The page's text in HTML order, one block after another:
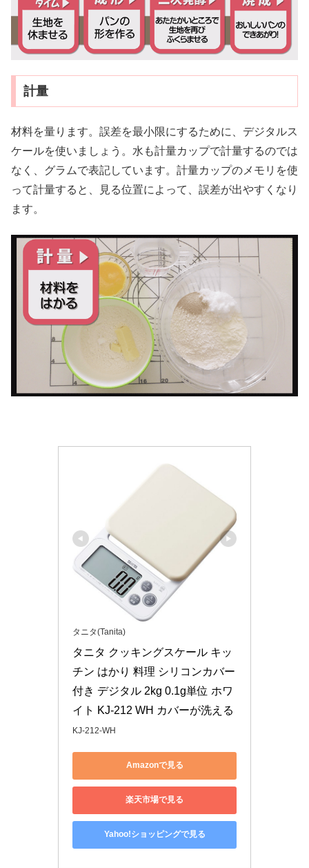
計量
材料を量ります。誤差を最小限にするために、デジタルス
ケールを使いましょう。水も計量カップで計量するのでは
なく、グラムで表記しています。計量カップのメモリを使
って計量すると、見る位置によって、誤差が出やすくなり
ます。
タニタ(Tanita)
タニタ クッキングスケール キッ
チン はかり 料理 シリコンカバー
付き デジタル 2kg 0.1g単位 ホワ
イト KJ-212 WH カバーが洗える
KJ-212-WH
Amazonで見る
楽天市場で見る
Yahoo!ショッピングで見る